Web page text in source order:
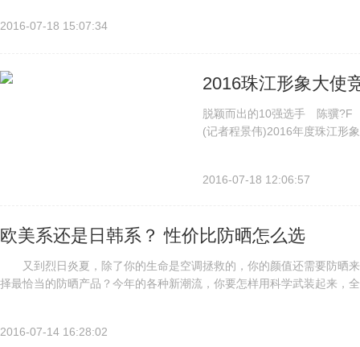
2016-07-18 15:07:34
2016珠江形象大使
脱颖而出的10强选手 陈骥
(记者程景伟)2016年度珠江形
2016-07-18 12:06:57
欧美系还是日韩系？ 性价比防晒怎么选
又到烈日炎夏，除了你的生命是空调拯救的，你的颜值还需要防晒
择最恰当的防晒产品？今年的各种新潮流，你要怎样用科学武装起来，
2016-07-14 16:28:02